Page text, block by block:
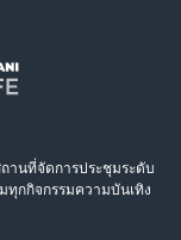
านที่จัดการประชุมระดับ
ทุกกิจกรรมความบันเทิง